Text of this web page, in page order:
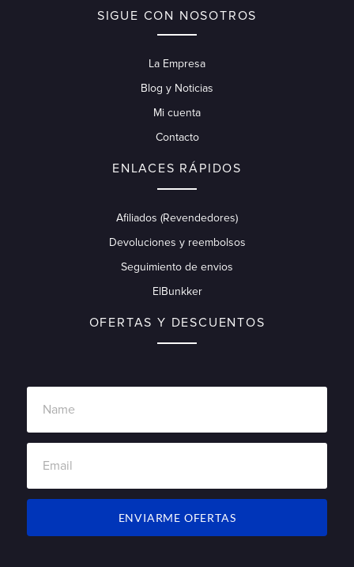
SIGUE CON NOSOTROS
La Empresa
Blog y Noticias
Mi cuenta
Contacto
ENLACES RÁPIDOS
Afiliados (Revendedores)
Devoluciones y reembolsos
Seguimiento de envios
ElBunkker
OFERTAS Y DESCUENTOS
ENVIARME OFERTAS